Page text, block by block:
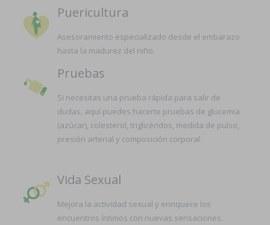
Puericultura
Asesoramiento especializado desde el embarazo
hasta la madurez del niño.
Pruebas
Si necesitas una prueba rápida para salir de
dudas, aquí puedes hacerte pruebas de glucemia
(azúcar), colesterol, triglicéridos, medida de pulso,
presión arterial y composición corporal.
Vida Sexual
Mejora la actividad sexual y enriquece los
encuentros íntimos con nuevas sensaciones.